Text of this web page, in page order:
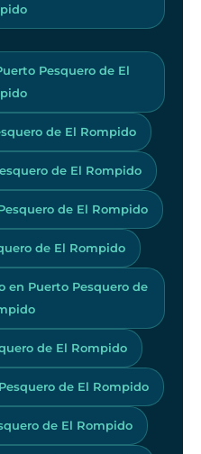
Pesquero de El
de El Rompido
de El Rompido
de El Rompido
de El Rompido
en Puerto Pesquero de
de El Rompido
de El Rompido
de El Rompido